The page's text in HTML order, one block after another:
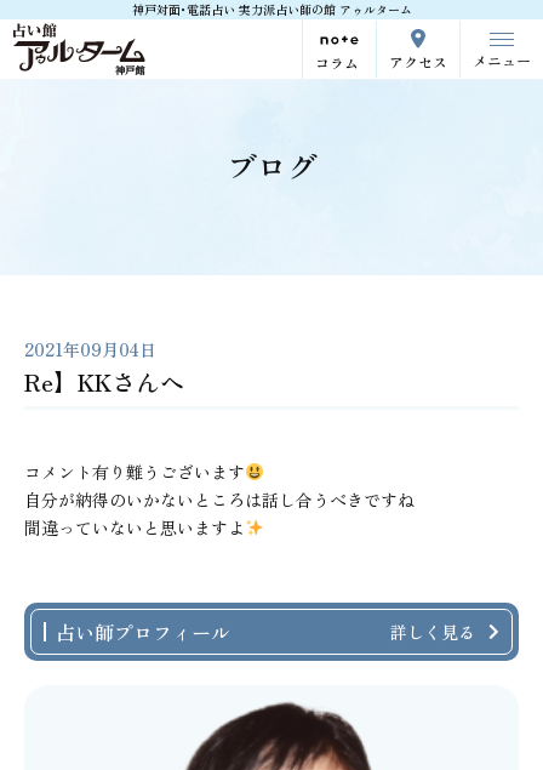
神戸対面･電話占い 実力派占い師の館 アゥルターム
コラム アクセス メニュー
ブログ
2021年09月04日
Re】KKさんへ
コメント有り難うございます
自分が納得のいかないところは話し合うべきですね
間違っていないと思いますよ
占い師プロフィール 詳しく見る